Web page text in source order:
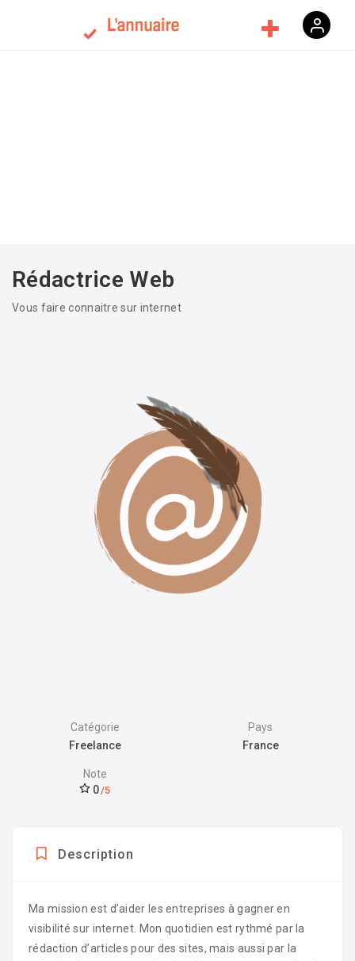
Rédactrice Web
Vous faire connaitre sur internet
Catégorie
Freelance
Pays
France
Note
0/5
Description
Ma mission est d’aider les entreprises à gagner en
visibilité sur internet. Mon quotidien est rythmé par la
rédaction d’articles pour des sites, mais aussi par la